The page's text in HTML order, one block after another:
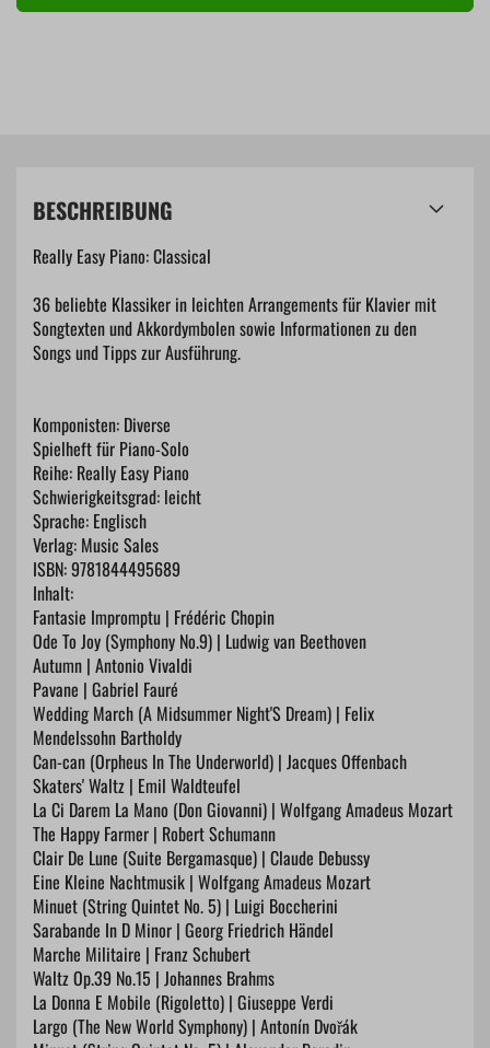
BESCHREIBUNG
Really Easy Piano: Classical
36 beliebte Klassiker in leichten Arrangements für Klavier mit
Songtexten und Akkordymbolen sowie Informationen zu den
Songs und Tipps zur Ausführung.
Komponisten: Diverse
Spielheft für Piano-Solo
Reihe: Really Easy Piano
Schwierigkeitsgrad: leicht
Sprache: Englisch
Verlag: Music Sales
ISBN: 9781844495689
Inhalt:
Fantasie Impromptu | Frédéric Chopin
Ode To Joy (Symphony No.9) | Ludwig van Beethoven
Autumn | Antonio Vivaldi
Pavane | Gabriel Fauré
Wedding March (A Midsummer Night'S Dream) | Felix
Mendelssohn Bartholdy
Can-can (Orpheus In The Underworld) | Jacques Offenbach
Skaters' Waltz | Emil Waldteufel
La Ci Darem La Mano (Don Giovanni) | Wolfgang Amadeus Mozart
The Happy Farmer | Robert Schumann
Clair De Lune (Suite Bergamasque) | Claude Debussy
Eine Kleine Nachtmusik | Wolfgang Amadeus Mozart
Minuet (String Quintet No. 5) | Luigi Boccherini
Sarabande In D Minor | Georg Friedrich Händel
Marche Militaire | Franz Schubert
Waltz Op.39 No.15 | Johannes Brahms
La Donna E Mobile (Rigoletto) | Giuseppe Verdi
Largo (The New World Symphony) | Antonín Dvořák